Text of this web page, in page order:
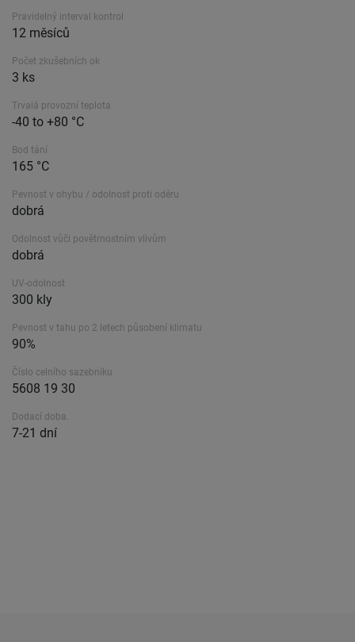
Pravidelný interval kontrol
12 měsíců
Počet zkušebních ok
3 ks
Trvalá provozní teplota
-40 to +80 °C
Bod tání
165 °C
Pevnost v ohybu / odolnost proti oděru
dobrá
Odolnost vůči povětrnostním vlivům
dobrá
UV-odolnost
300 kly
Pevnost v tahu po 2 letech působení klimatu
90%
Číslo celního sazebníku
5608 19 30
Dodací doba.
7-21 dní